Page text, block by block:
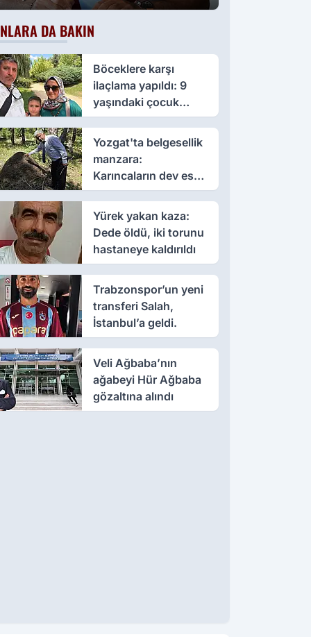
DA BAKIN
Böceklere karşı
ilaçlama yapıldı: 9
yaşındaki çocuk
öldü, annesi yoğun
bakımda
Yozgat'ta belgesellik
manzara:
Karıncaların dev eseri
görenleri büyüledi
Yürek yakan kaza:
Dede öldü, iki torunu
hastaneye kaldırıldı
Trabzonspor’un yeni
transferi Salah,
İstanbul’a geldi.
Veli Ağbaba’nın
ağabeyi Hür Ağbaba
gözaltına alındı